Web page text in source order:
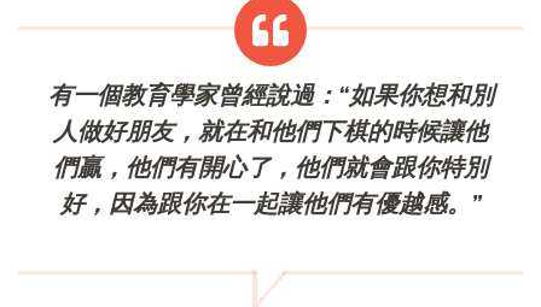
有一個教育學家曾經說過：“如果你想和別
人做好朋友，就在和他們下棋的時候讓他
們贏，他們有開心了，他們就會跟你特別
好，因為跟你在一起讓他們有優越感。”